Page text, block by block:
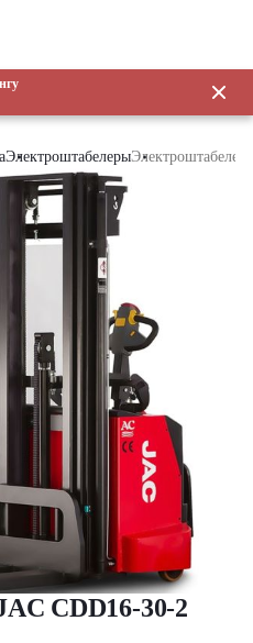
Электроштабелеры
CDD16-30-2